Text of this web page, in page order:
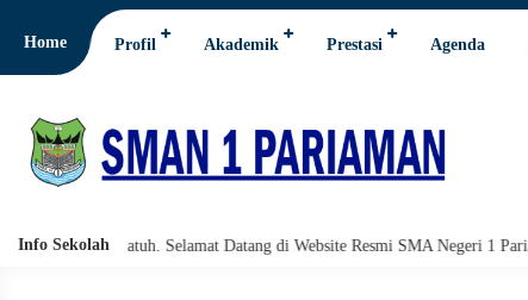
Home Profil Akademik Prestasi Agenda
Info Sekolah
wabarakatuh. Selamat Datang di Website Resmi SMA Negeri 1 Pariaman.